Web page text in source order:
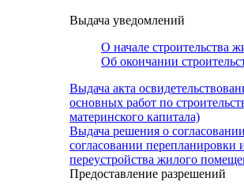
Выдача уведомлений
О начале строительства
Об окончании
Выдача акта
основных работ по
материнского капитала)
Выдача решения о
согласовании перепланировки
переустройства жилого
Предоставление разрешений